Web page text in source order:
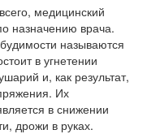
медицинский
назначению врача.
называются
в угнетении
и, как результат,
Их
в снижении
дрожи в руках.